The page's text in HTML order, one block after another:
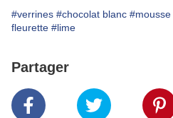
#verrines #chocolat blanc #mousse
fleurette #lime
Partager